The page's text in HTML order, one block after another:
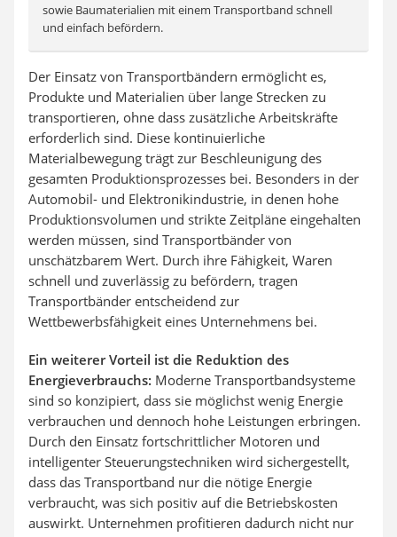
sowie Baumaterialien mit einem Transportband schnell
und einfach befördern.
Der Einsatz von Transportbändern ermöglicht es,
Produkte und Materialien über lange Strecken zu
transportieren, ohne dass zusätzliche Arbeitskräfte
erforderlich sind. Diese kontinuierliche
Materialbewegung trägt zur Beschleunigung des
gesamten Produktionsprozesses bei. Besonders in der
Automobil- und Elektronikindustrie, in denen hohe
Produktionsvolumen und strikte Zeitpläne eingehalten
werden müssen, sind Transportbänder von
unschätzbarem Wert. Durch ihre Fähigkeit, Waren
schnell und zuverlässig zu befördern, tragen
Transportbänder entscheidend zur
Wettbewerbsfähigkeit eines Unternehmens bei.
Ein weiterer Vorteil ist die Reduktion des
Energieverbrauchs: Moderne Transportbandsysteme
sind so konzipiert, dass sie möglichst wenig Energie
verbrauchen und dennoch hohe Leistungen erbringen.
Durch den Einsatz fortschrittlicher Motoren und
intelligenter Steuerungstechniken wird sichergestellt,
dass das Transportband nur die nötige Energie
verbraucht, was sich positiv auf die Betriebskosten
auswirkt. Unternehmen profitieren dadurch nicht nur